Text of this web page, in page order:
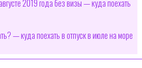
2019 года без визы — куда поехать
— куда поехать в отпуск в июле на море